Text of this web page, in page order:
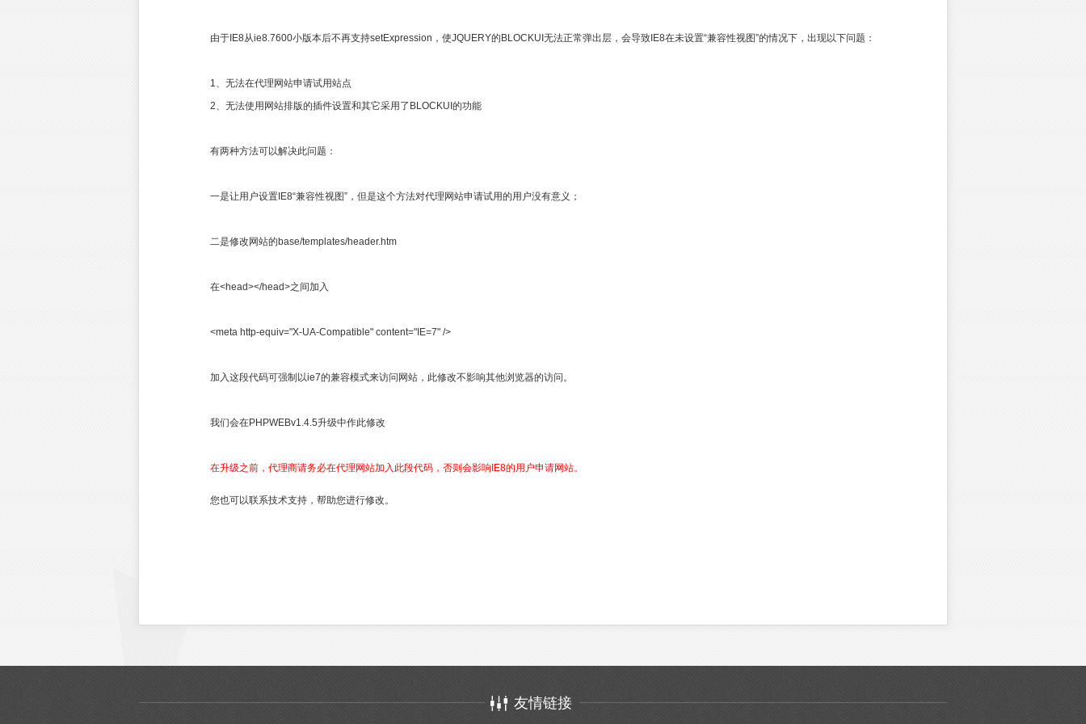
由于IE8从ie8.7600小版本后不再支持setExpression，使JQUERY的BLOCKUI无法正常弹出层，会导致IE8在未设置“兼容性视图”的情况下，出现以下问题：
1、无法在代理网站申请试用站点
2、无法使用网站排版的插件设置和其它采用了BLOCKUI的功能
有两种方法可以解决此问题：
一是让用户设置IE8“兼容性视图”，但是这个方法对代理网站申请试用的用户没有意义；
二是修改网站的base/templates/header.htm
在<head></head>之间加入
<meta http-equiv="X-UA-Compatible" content="IE=7" />
加入这段代码可强制以ie7的兼容模式来访问网站，此修改不影响其他浏览器的访问。
我们会在PHPWEBv1.4.5升级中作此修改
在升级之前，代理商请务必在代理网站加入此段代码，否则会影响IE8的用户申请网站。
您也可以联系技术支持，帮助您进行修改。
友情链接